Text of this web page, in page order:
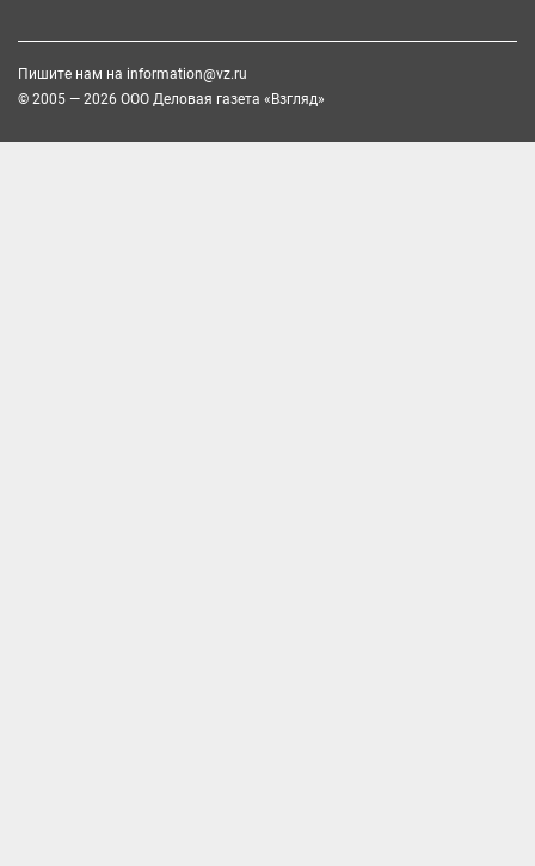
Пишите нам на information@vz.ru
© 2005 — 2026 ООО Деловая газета «Взгляд»